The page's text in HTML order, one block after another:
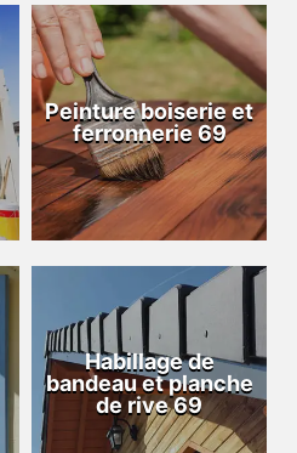
Peinture boiserie et
ferronnerie 69
Habillage de
bandeau et planche
de rive 69